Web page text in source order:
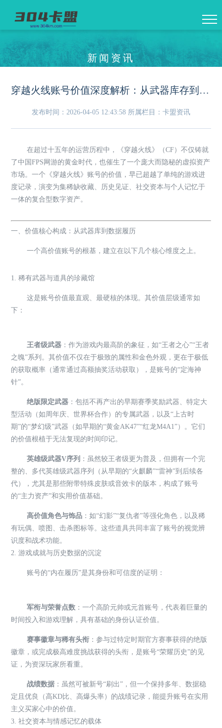
新闻资讯
穿越火线账号价值深度解析：从武器库存到数字记忆的复合资产
发布时间：2026-04-05 12:43:58 所属栏目：卡盟资讯
在超过十五年的运营历程中，《穿越火线》（CF）不仅铸就
了中国FPS网游的黄金时代，也催生了一个庞大而隐秘的虚拟资产
市场。一个《穿越火线》账号的价值，早已超越了单纯的游戏进
度记录，演变为集稀缺收藏、历史见证、社交资本与个人记忆于
一体的复合型数字资产。
一、价值核心构成：从武器库到数据履历
一个高价值账号的根基，建立在以下几个核心维度之上。
1. 稀有武器与道具的珍藏馆
这是账号价值最直观、最硬核的体现。其价值层级通常如
下：
王者级武器 ：作为游戏内最高阶的象征，如“王者之心”“王者
之魄”系列。其价值不仅在于极致的属性和金色外观，更在于极低
的获取概率（通常通过高额抽奖活动获取），是账号的“定海神
针”。
绝版限定武器 ：包括不再产出的早期赛季奖励武器、特定大
型活动（如周年庆、世界杯合作）的专属武器，以及“上古时
期”的“梦幻级”武器（如早期的“黄金AK47”“红龙M4A1”）。它们
的价值根植于无法复现的时间印记。
英雄级武器V序列 ：虽然较王者级更为普及，但拥有一个完
整的、多代英雄级武器序列（从早期的“火麒麟”“雷神”到后续各
代），尤其是那些附带特殊皮肤或音效卡的版本，构成了账号
的“主力资产”和实用价值基础。
高价值角色与饰品 ：如“幻影”“复仇者”等强化角色，以及稀
有玩偶、喷图、击杀图标等。这些道具共同丰富了账号的视觉辨
识度和战术功能。
2. 游戏成就与历史数据的沉淀
账号的“内在履历”是其身份和可信度的证明：
军衔与荣誉点数 ：一个高阶元帅或元首账号，代表着巨量的
时间投入和游戏理解，具有基础的身份认证价值。
赛事徽章与稀有头衔 ：参与过特定时期官方赛事获得的绝版
徽章，或完成极高难度挑战获得的头衔，是账号“荣耀历史”的见
证，为资深玩家所看重。
战绩数据 ：虽然可被新号“刷出”，但一个保持多年、数据稳
定且优良（高KD比、高爆头率）的战绩记录，能提升账号在实用
主义买家心中的价值。
3. 社交资本与情感记忆的载体